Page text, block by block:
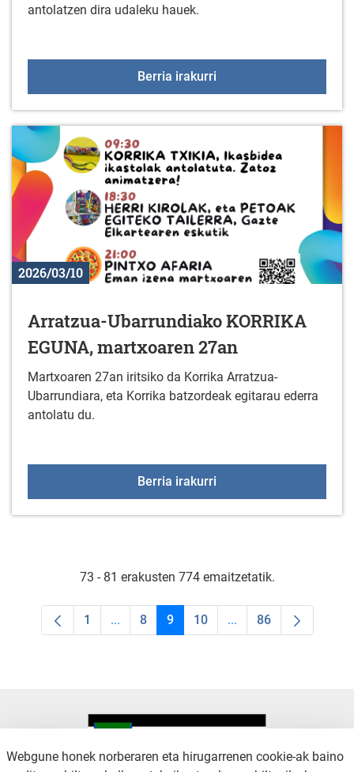
antolatzen dira udaleku hauek.
Berria irakurri
2026/03/10
Arratzua-Ubarrundiako KORRIKA
EGUNA, martxoaren 27an
Martxoaren 27an iritsiko da Korrika Arratzua-
Ubarrundiara, eta Korrika batzordeak egitarau ederra
antolatu du.
Berria irakurri
73 - 81 erakusten 774 emaitzetatik.
Orrialdea
1 ...Intermediate Pages Use TAB to navigate.
Orrialdea
8 Orrialdea
9 Orrialdea
10 ...Intermediate Pages
Orrialdea
86
Webgune honek norberaren eta hirugarrenen cookie-ak baino